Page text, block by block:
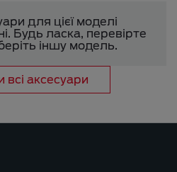
для цієї моделі
Будь ласка, перевірте
іншу модель.
всі аксесуари